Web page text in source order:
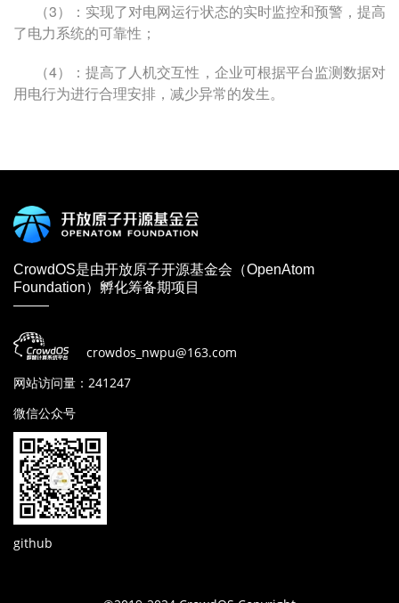
（3）：实现了对电网运行状态的实时监控和预警，提高
了电力系统的可靠性；
（4）：提高了人机交互性，企业可根据平台监测数据对
用电行为进行合理安排，减少异常的发生。
CrowdOS是由开放原子开源基金会（OpenAtom
Foundation）孵化筹备期项目
crowdos_nwpu@163.com
网站访问量：241247
微信公众号
github